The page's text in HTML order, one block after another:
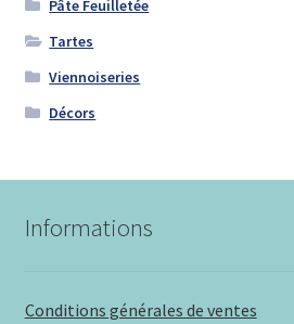
Pâte Feuilletée
Tartes
Viennoiseries
Décors
Informations
Conditions générales de ventes